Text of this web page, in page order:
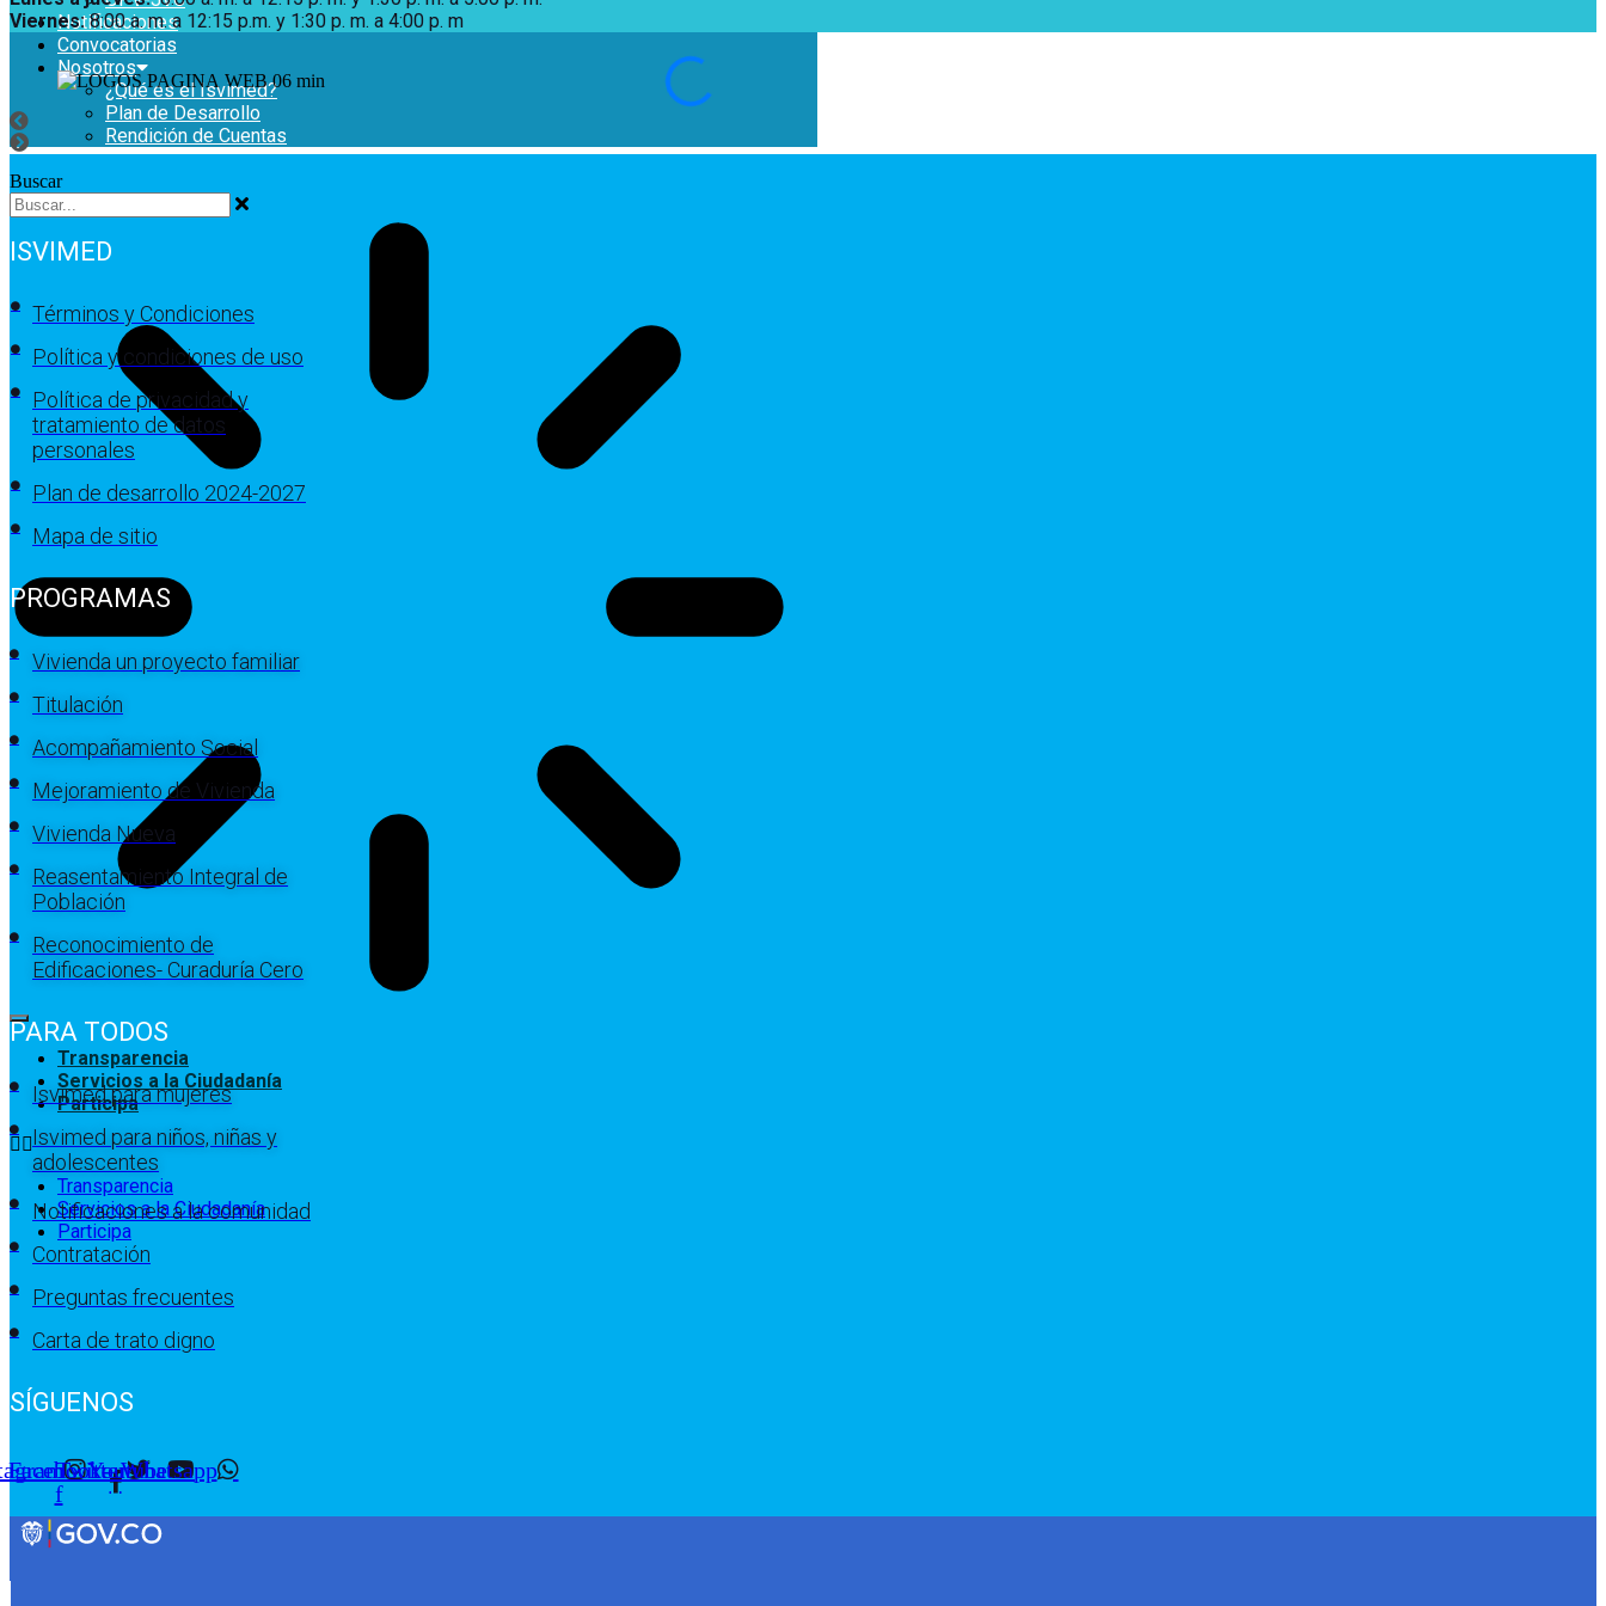
Notificaciones
Convocatorias
Nosotros
¿Qué es el Isvimed?
Plan de Desarrollo
Rendición de Cuentas
Buscar
Transparencia
Servicios a la Ciudadanía
Participa
Transparencia
Servicios a la Ciudadanía
Participa
Viernes:8:00 a. m. a 12:15 p.m. y 1:30 p. m. a 4:00 p. m
ISVIMED
Términos y Condiciones
Política y condiciones de uso
Política de privacidad y
tratamiento de datos
personales
Plan de desarrollo 2024-2027
Mapa de sitio
PROGRAMAS
Vivienda un proyecto familiar
Titulación
Acompañamiento Social
Mejoramiento de Vivienda
Vivienda Nueva
Reasentamiento Integral de
Población
Reconocimiento de
Edificaciones- Curaduría Cero
PARA TODOS
Isvimed para mujeres
Isvimed para niños, niñas y
adolescentes
Notificaciones a la comunidad
Contratación
Preguntas frecuentes
Carta de trato digno
SÍGUENOS
Facebook-
f
Twitter
Youtube
Whatsapp